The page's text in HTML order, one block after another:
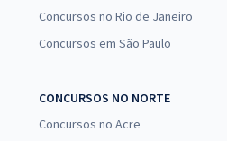
Concursos no Rio de Janeiro
Concursos em São Paulo
CONCURSOS NO NORTE
Concursos no Acre